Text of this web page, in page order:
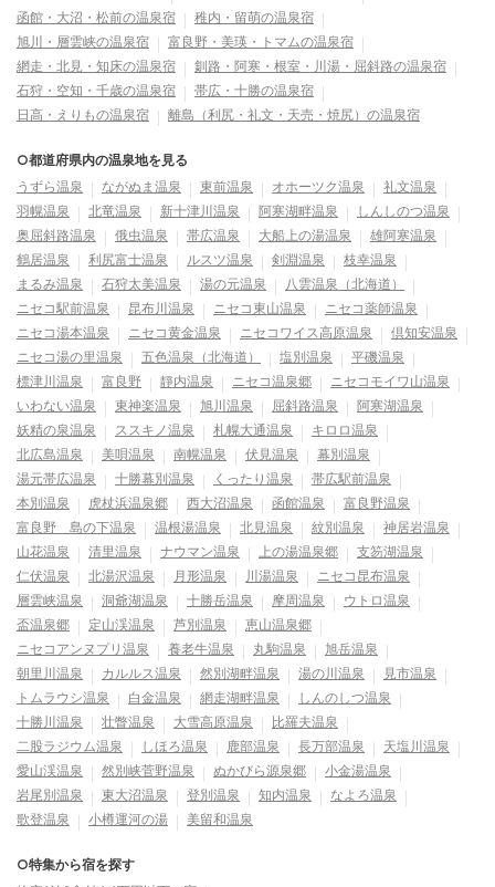
函館・大沼・松前の温泉宿
稚内・留萌の温泉宿
旭川・層雲峡の温泉宿
富良野・美瑛・トマムの温泉宿
網走・北見・知床の温泉宿
釧路・阿寒・根室・川湯・屈斜路の温泉宿
石狩・空知・千歳の温泉宿
帯広・十勝の温泉宿
日高・えりもの温泉宿
離島（利尻・礼文・天売・焼尻）の温泉宿
○都道府県内の温泉地を見る
うずら温泉
ながぬま温泉 東前温泉 オホーツク温泉
礼文温泉
羽幌温泉
北竜温泉 新十津川温泉 阿寒湖畔温泉
しんしのつ温泉
奥屈斜路温泉
俄虫温泉 帯広温泉 大船上の湯温泉
雄阿寒温泉
鶴居温泉
利尻富士温泉 ルスツ温泉 剣淵温泉
枝幸温泉
まるみ温泉
石狩太美温泉 湯の元温泉
八雲温泉（北海道）
ニセコ駅前温泉
昆布川温泉 ニセコ東山温泉
ニセコ薬師温泉
ニセコ湯本温泉
ニセコ黄金温泉 ニセコワイス高原温泉
倶知安温泉
ニセコ湯の里温泉
五色温泉（北海道） 塩別温泉
平磯温泉
標津川温泉
富良野 靜内温泉 ニセコ温泉郷
ニセコモイワ山温泉
いわない温泉
東神楽温泉 旭川温泉 屈斜路温泉
阿寒湖温泉
妖精の泉温泉
ススキノ温泉 札幌大通温泉
キロロ温泉
北広島温泉
美唄温泉 南幌温泉 伏見温泉
幕別温泉
湯元帯広温泉
十勝幕別温泉 くったり温泉
帯広駅前温泉
本別温泉
虎杖浜温泉郷 西大沼温泉 函館温泉
富良野温泉
富良野 島の下温泉
温根湯温泉 北見温泉 紋別温泉
神居岩温泉
山花温泉
清里温泉 ナウマン温泉 上の湯温泉郷
支笏湖温泉
仁伏温泉
北湯沢温泉 月形温泉 川湯温泉
ニセコ昆布温泉
層雲峡温泉
洞爺湖温泉 十勝岳温泉 摩周温泉
ウトロ温泉
盃温泉郷
定山渓温泉 芦別温泉
恵山温泉郷
ニセコアンヌプリ温泉
養老牛温泉 丸駒温泉
旭岳温泉
朝里川温泉
カルルス温泉 然別湖畔温泉 湯の川温泉
見市温泉
トムラウシ温泉
白金温泉 網走湖畔温泉
しんのしつ温泉
十勝川温泉
壮瞥温泉 大雪高原温泉
比羅夫温泉
二股ラジウム温泉
しほろ温泉 鹿部温泉 長万部温泉
天塩川温泉
愛山渓温泉
然別峡菅野温泉 ぬかびら源泉郷
小金湯温泉
岩尾別温泉
東大沼温泉 登別温泉 知内温泉
なよろ温泉
歌登温泉
小樽運河の湯 美留和温泉
○特集から宿を探す